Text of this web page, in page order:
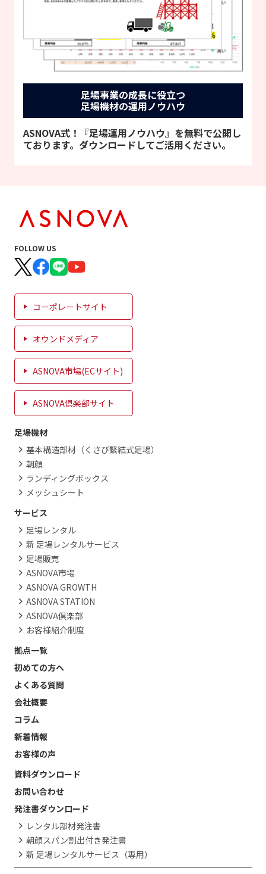
足場事業の成長に役立つ
足場機材の運用ノウハウ
ASNOVA式！『足場運用ノウハウ』を無料で公開し
ております。ダウンロードしてご活用ください。
FOLLOW US
コーポレートサイト
オウンドメディア
ASNOVA市場(ECサイト)
ASNOVA倶楽部サイト
足場機材
基本構造部材（くさび緊結式足場）
朝顔
ランディングボックス
メッシュシート
サービス
足場レンタル
新 足場レンタルサービス
足場販売
ASNOVA市場
ASNOVA GROWTH
ASNOVA STATION
ASNOVA倶楽部
お客様紹介制度
拠点一覧
初めての方へ
よくある質問
会社概要
コラム
新着情報
お客様の声
資料ダウンロード
お問い合わせ
発注書ダウンロード
レンタル部材発注書
朝顔スパン割出付き発注書
新 足場レンタルサービス（専用）